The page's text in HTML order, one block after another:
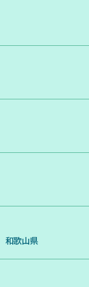
和歌山県